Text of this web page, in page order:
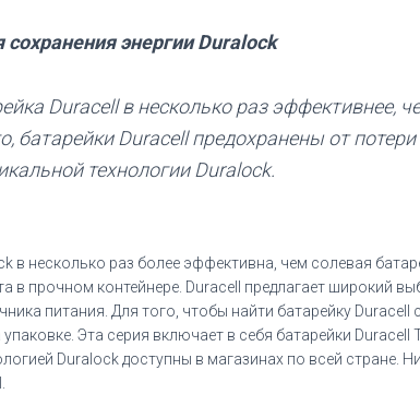
сохранения энергии Duralock
Duracell в несколько раз эффективнее,
батарейки Duracell предохранены от
технологии Duralock.
в несколько раз более эффективна, чем солевая
в прочном контейнере. Duracell предлагает широкий
питания. Для того, чтобы найти батарейку Duracell
Эта серия включает в себя батарейки Duracell
Duralock доступны в магазинах по всей стране.